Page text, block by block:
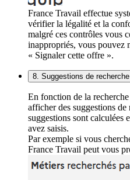
France Travail effectue
vérifier la légalité et la
malgré ces contrôles vous
inappropriés, vous pouvez
« Signaler cette offre ».
8. Suggestions de recherche
En fonction de la
afficher des suggestions
suggestions sont calculées
avez saisis.
Par exemple si vous
France Travail peut vous